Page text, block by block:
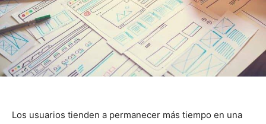
Los usuarios tienden a permanecer más tiempo en una